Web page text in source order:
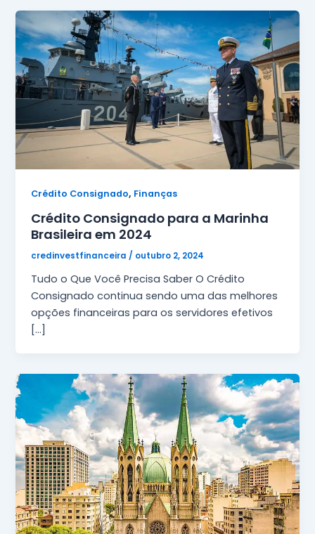
Crédito Consignado, Finanças
Crédito Consignado para a Marinha
Brasileira em 2024
credinvestfinanceira/ outubro 2, 2024
Tudo o Que Você Precisa Saber O Crédito
Consignado continua sendo uma das melhores
opções financeiras para os servidores efetivos
[…]